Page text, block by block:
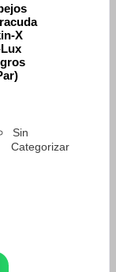
X
Sin
Categorizar